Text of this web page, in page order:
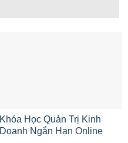
Khóa Học Quản Trị Kinh
Doanh Ngắn Hạn Online